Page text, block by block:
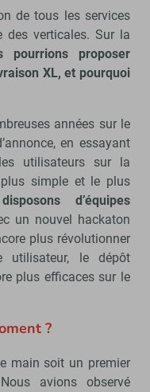
de tous les services
des verticales. Sur la
pourrions proposer
XL, et pourquoi
années sur le
en essayant
utilisateurs sur la
simple et le plus
d’équipes
un nouvel hackaton
plus révolutionner
utilisateur, le dépôt
plus efficaces sur le
?
main soit un premier
avions observé